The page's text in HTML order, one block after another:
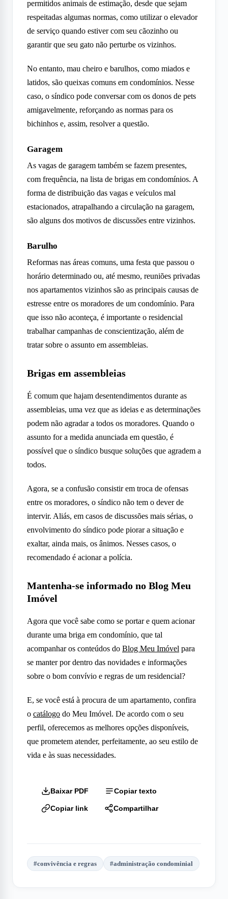
permitidos animais de estimação, desde que sejam
respeitadas algumas normas, como utilizar o elevador
de serviço quando estiver com seu cãozinho ou
garantir que seu gato não perturbe os vizinhos.
No entanto, mau cheiro e barulhos, como miados e
latidos, são queixas comuns em condomínios. Nesse
caso, o síndico pode conversar com os donos de pets
amigavelmente, reforçando as normas para os
bichinhos e, assim, resolver a questão.
Garagem
As vagas de garagem também se fazem presentes,
com frequência, na lista de brigas em condomínios. A
forma de distribuição das vagas e veículos mal
estacionados, atrapalhando a circulação na garagem,
são alguns dos motivos de discussões entre vizinhos.
Barulho
Reformas nas áreas comuns, uma festa que passou o
horário determinado ou, até mesmo, reuniões privadas
nos apartamentos vizinhos são as principais causas de
estresse entre os moradores de um condomínio. Para
que isso não aconteça, é importante o residencial
trabalhar campanhas de conscientização, além de
tratar sobre o assunto em assembleias.
Brigas em assembleias
É comum que hajam desentendimentos durante as
assembleias, uma vez que as ideias e as determinações
podem não agradar a todos os moradores. Quando o
assunto for a medida anunciada em questão, é
possível que o síndico busque soluções que agradem a
todos.
Agora, se a confusão consistir em troca de ofensas
entre os moradores, o síndico não tem o dever de
intervir. Aliás, em casos de discussões mais sérias, o
envolvimento do síndico pode piorar a situação e
exaltar, ainda mais, os ânimos. Nesses casos, o
recomendado é acionar a polícia.
Mantenha-se informado no Blog Meu
Imóvel
Agora que você sabe como se portar e quem acionar
durante uma briga em condomínio, que tal
acompanhar os conteúdos do Blog Meu Imóvel para
se manter por dentro das novidades e informações
sobre o bom convívio e regras de um residencial?
E, se você está à procura de um apartamento, confira
o catálogo do Meu Imóvel. De acordo com o seu
perfil, oferecemos as melhores opções disponíveis,
que prometem atender, perfeitamente, ao seu estilo de
vida e às suas necessidades.
Baixar PDF Copiar texto
Copiar link Compartilhar
#convivência e regras #administração condominial